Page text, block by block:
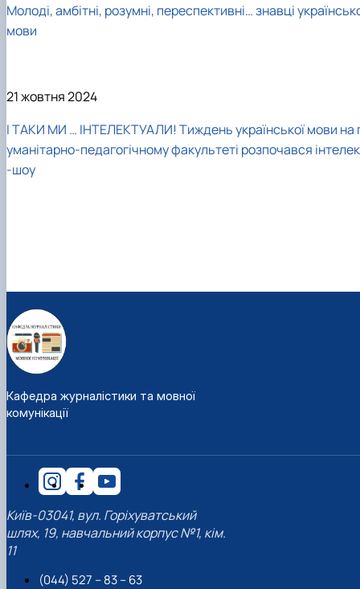
Молоді, амбітні, розумні, переспективні… знавці
мови
21 жовтня 2024
І ТАКИ МИ … ІНТЕЛЕКТУАЛИ! Тиждень української мови на
уманітарно-педагогічному факультеті розпочався
-шоу
Кафедра журналістики та мовної
комунікації
Київ-03041, вул. Горіхуватський
шлях, 19, навчальний корпус №1, кім.
11
(044) 527 – 83 – 63